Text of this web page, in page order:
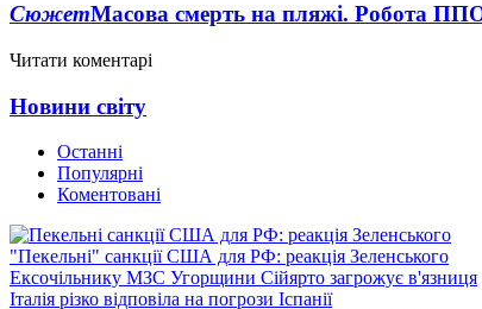
СюжетМасова смерть на пляжі. Робота ППО
Читати коментарі
Новини світу
Останні
Популярні
Коментовані
"Пекельні" санкції США для РФ: реакція Зеленського
Ексочільнику МЗС Угорщини Сійярто загрожує в'язниця
Італія різко відповіла на погрози Іспанії